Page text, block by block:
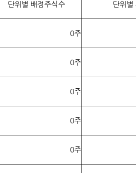
단위별 배정주식수 단위별
0주
0주
0주
0주
0주